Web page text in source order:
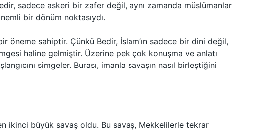
sadece askeri bir zafer değil, aynı zamanda müslümanlar
bir dönüm noktasıydı.
öneme sahiptir. Çünkü Bedir, İslam’ın sadece bir dini değil,
haline gelmiştir. Üzerine pek çok konuşma ve anlatı
simgeler. Burası, imanla savaşın nasıl birleştiğini
ikinci büyük savaş oldu. Bu savaş, Mekkelilerle tekrar